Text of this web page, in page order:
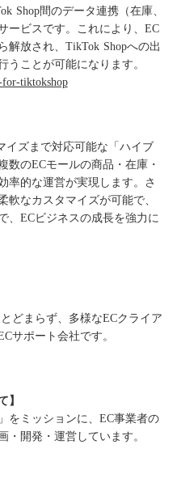
Shop間のデータ連携（在庫、
ービスです。これにより、EC
解放され、TikTok Shopへの出
うことが可能になります。
tiktokshop
イズまで対応可能な「ハイブ
数のECモールの商品・在庫・
率的な運営が実現します。さ
軟なカスタマイズが可能で、
、ECビジネスの成長を強力に
どまらず、多様なECクライア
サポート会社です。
】
をミッションに、EC事業者の
・開発・運営しています。